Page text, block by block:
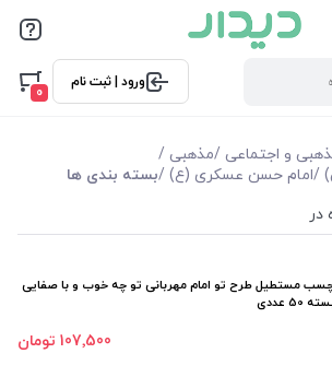
ورود | ثبت نام
0
و اجتماعی /مذهبی /
/امام حسن عسکری (ع) /بسته بندی ها
در
مستطیل طرح تو امام مهربانی تو چه خوب و با صفایی
50 عددی
107٬500 تومان